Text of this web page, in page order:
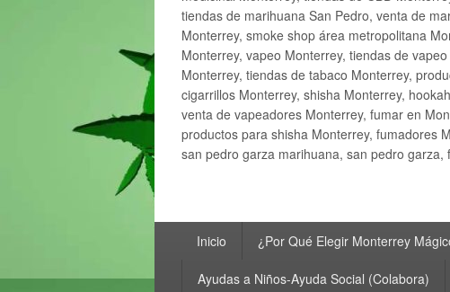
tiendas de marihuana San Pedro, venta de
Monterrey, smoke shop área metropolitana
Monterrey, vapeo Monterrey, tiendas de
Monterrey, tiendas de tabaco Monterrey,
cigarrillos Monterrey, shisha Monterrey,
venta de vapeadores Monterrey, fumar en
productos para shisha Monterrey, fumadores
san pedro garza marihuana, san pedro
principalInicio ¿Por Qué Elegir Monterrey
Ayudas a Niños-Ayuda Social (Colabora)